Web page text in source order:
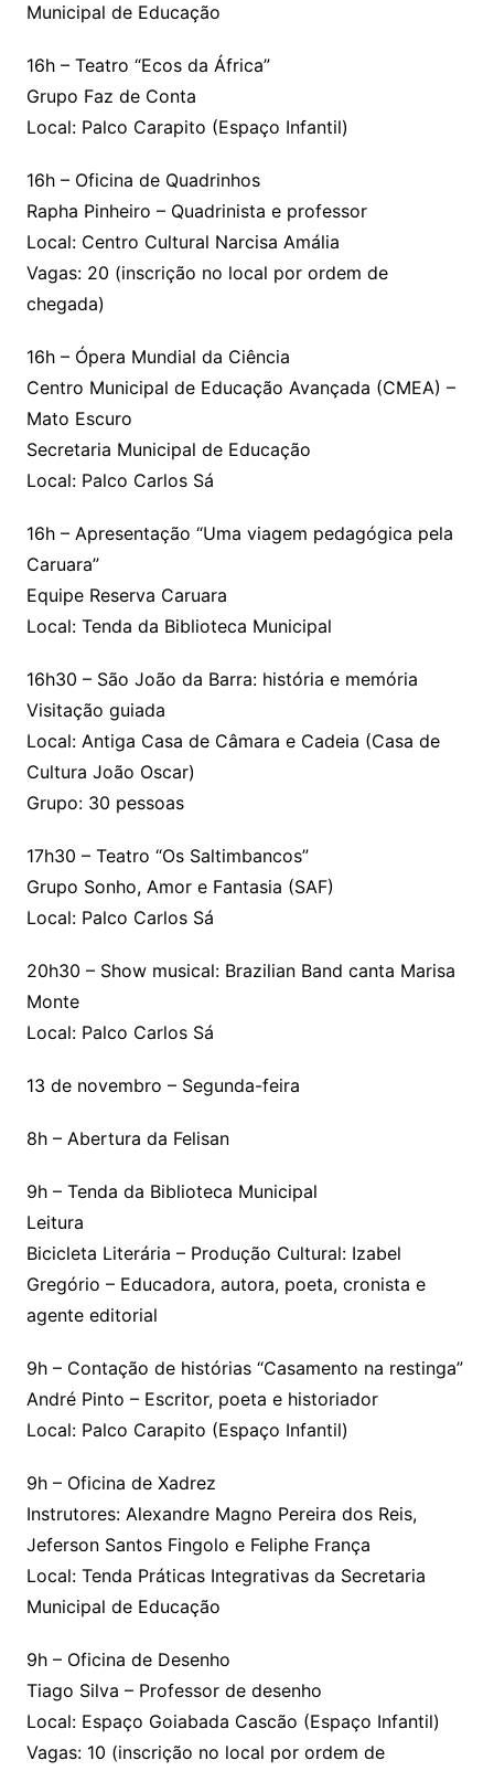
Municipal de Educação
16h – Teatro “Ecos da África”
Grupo Faz de Conta
Local: Palco Carapito (Espaço Infantil)
16h – Oficina de Quadrinhos
Rapha Pinheiro – Quadrinista e professor
Local: Centro Cultural Narcisa Amália
Vagas: 20 (inscrição no local por ordem de
chegada)
16h – Ópera Mundial da Ciência
Centro Municipal de Educação Avançada (CMEA) –
Mato Escuro
Secretaria Municipal de Educação
Local: Palco Carlos Sá
16h – Apresentação “Uma viagem pedagógica pela
Caruara”
Equipe Reserva Caruara
Local: Tenda da Biblioteca Municipal
16h30 – São João da Barra: história e memória
Visitação guiada
Local: Antiga Casa de Câmara e Cadeia (Casa de
Cultura João Oscar)
Grupo: 30 pessoas
17h30 – Teatro “Os Saltimbancos”
Grupo Sonho, Amor e Fantasia (SAF)
Local: Palco Carlos Sá
20h30 – Show musical: Brazilian Band canta Marisa
Monte
Local: Palco Carlos Sá
13 de novembro – Segunda-feira
8h – Abertura da Felisan
9h – Tenda da Biblioteca Municipal
Leitura
Bicicleta Literária – Produção Cultural: Izabel
Gregório – Educadora, autora, poeta, cronista e
agente editorial
9h – Contação de histórias “Casamento na restinga”
André Pinto – Escritor, poeta e historiador
Local: Palco Carapito (Espaço Infantil)
9h – Oficina de Xadrez
Instrutores: Alexandre Magno Pereira dos Reis,
Jeferson Santos Fingolo e Feliphe França
Local: Tenda Práticas Integrativas da Secretaria
Municipal de Educação
9h – Oficina de Desenho
Tiago Silva – Professor de desenho
Local: Espaço Goiabada Cascão (Espaço Infantil)
Vagas: 10 (inscrição no local por ordem de